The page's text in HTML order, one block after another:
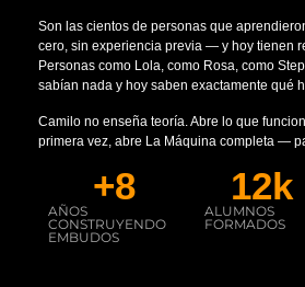
Son las cientos de personas que
cero, sin experiencia previa — y hoy tienen
Personas como Lola, como Rosa, como
sabían nada y hoy saben exactamente qué
Camilo no enseña teoría. Abre lo que
primera vez, abre La Máquina completa —
AÑOS
CONSTRUYENDO
EMBUDOS
+8
ALUMNOS
FORMADOS
12k